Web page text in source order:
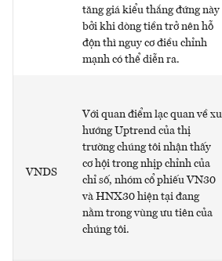
tăng giá kiểu thắng đứng này
bởi khi dòng tiền trở nên hỗ
độn thì nguy cơ điều chỉnh
mạnh có thể diễn ra.
VNDS
Với quan điểm lạc quan về xu
hướng Uptrend của thị
trường chúng tôi nhận thấy
cơ hội trong nhịp chỉnh của
chỉ số, nhóm cổ phiếu VN30
và HNX30 hiện tại đang
nằm trong vùng ưu tiên của
chúng tôi.